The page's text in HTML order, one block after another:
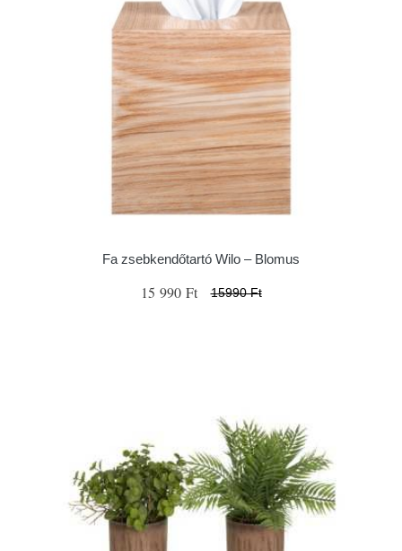
Fa zsebkendőtartó Wilo – Blomus
15 990 Ft 15990 Ft